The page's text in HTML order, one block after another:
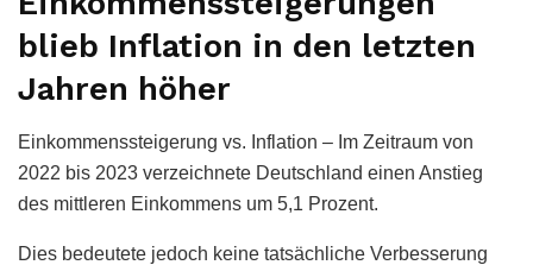
blieb Inflation in den letzten
Jahren höher
Einkommenssteigerung vs. Inflation – Im Zeitraum von
2022 bis 2023 verzeichnete Deutschland einen Anstieg
des mittleren Einkommens um 5,1 Prozent.
Dies bedeutete jedoch keine tatsächliche Verbesserung